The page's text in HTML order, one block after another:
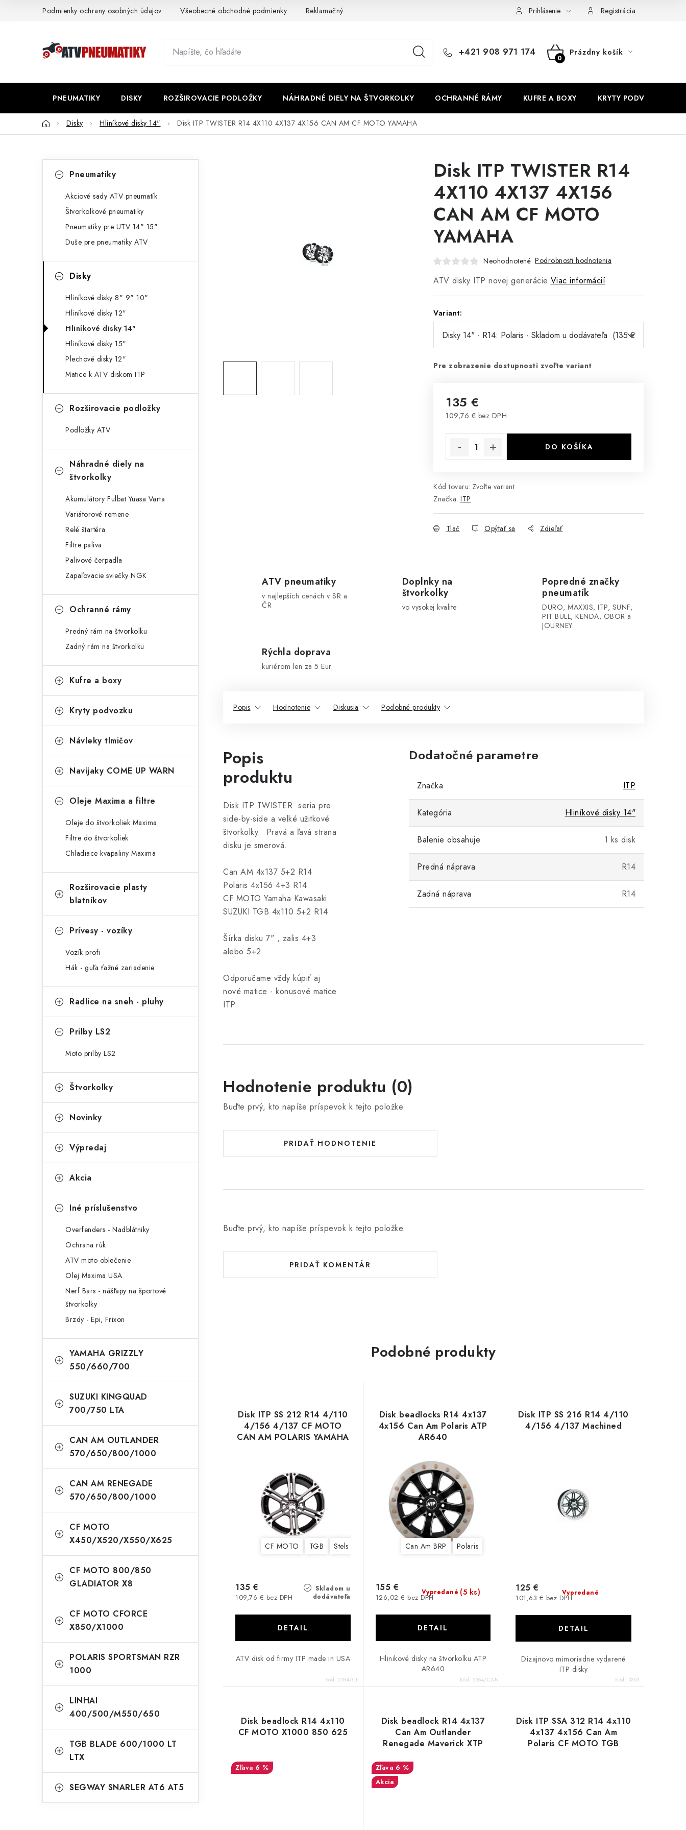
Podmienky ochrany osobných údajov Všeobecné obchodné podmienky Reklamačný poriadok - formulár Prihlásenie Registrácia
+421 908 971 174
NÁKUPNÝ
Prázdny košík
PNEUMATIKY DISKY ROZŠIROVACIE PODLOŽKY NÁHRADNÉ DIELY NA ŠTVORKOLKY OCHRANNÉ RÁMY KUFRE A BOXY KRYTY PODVOZKU
DomovDisky Hliníkové disky 14" Disk ITP TWISTER R14 4X110 4X137 4X156 CAN AM CF MOTO YAMAHA
p
e
kategóriePneumatiky
Akciové sady ATV pneumatík
Štvorkolkové pneumatiky
Pneumatiky pre UTV 14" 15"
Duše pre pneumatiky ATV
Disky
Hliníkové disky 8" 9" 10"
Hliníkové disky 12"
Hliníkové disky 14"
Hliníkové disky 15"
Plechové disky 12"
Matice k ATV diskom ITP
Rozširovacie podložky
Podložky ATV
Náhradné diely na
štvorkolky
Akumulátory Fulbat Yuasa Varta
Variátorové remene
Relé štartéra
Filtre paliva
Palivové čerpadla
Zapaľovacie sviečky NGK
Ochranné rámy
Predný rám na štvorkolku
Zadný rám na štvorkolku
Kufre a boxy
Kryty podvozku
Návleky tlmičov
Navijaky COME UP WARN
Oleje Maxima a filtre
Oleje do štvorkoliek Maxima
Filtre do štvorkoliek
Chladiace kvapaliny Maxima
Rozširovacie plasty
blatníkov
Prívesy - vozíky
Vozík profi
Hák - guľa ťažné zariadenie
Radlice na sneh - pluhy
Prilby LS2
Moto prilby LS2
Štvorkolky
Novinky
Výpredaj
Akcia
Iné príslušenstvo
Overfenders - Nadblátniky
Ochrana rúk
ATV moto oblečenie
Olej Maxima USA
Nerf Bars - nášľapy na športové
štvorkolky
Brzdy - Epi, Frixon
YAMAHA GRIZZLY
550/660/700
SUZUKI KINGQUAD
700/750 LTA
CAN AM OUTLANDER
570/650/800/1000
CAN AM RENEGADE
570/650/800/1000
CF MOTO
X450/X520/X550/X625
CF MOTO 800/850
GLADIATOR X8
CF MOTO CFORCE
X850/X1000
POLARIS SPORTSMAN RZR
1000
LINHAI
400/500/M550/650
TGB BLADE 600/1000 LT
LTX
SEGWAY SNARLER AT6 AT5
Disk ITP TWISTER R14
4X110 4X137 4X156
CAN AM CF MOTO
YAMAHA
Neohodnotené Podrobnosti hodnotenia
ATV disky ITP novej generácie Viac informácií
Variant:
Pre zobrazenie dostupnosti zvoľte variant
135 €
109,76 € bez DPH
DO KOŠÍKA
Kód tovaru: Zvoľte variant
Značka: ITP
Tlač Opýtať sa Zdieľať
ATV pneumatiky
v najlepších cenách v SR a
ČR
Doplnky na
štvorkolky
vo vysokej kvalite
Popredné značky
pneumatík
DURO, MAXXIS, ITP, SUNF,
PIT BULL, KENDA, OBOR a
JOURNEY
Rýchla doprava
kuriérom len za 5 Eur
Popis Hodnotenie Diskusia Podobné produkty
Popis
produktu
Disk ITP TWISTER seria pre
side-by-side a velké užitkové
štvorkolky. Pravá a ľavá strana
disku je smerová.
Can AM 4x137 5+2 R14
Polaris 4x156 4+3 R14
CF MOTO Yamaha Kawasaki
SUZUKI TGB 4x110 5+2 R14
Šírka disku 7" , zalis 4+3
alebo 5+2
Odporučame vždy kúpiť aj
nové matice - konusové matice
ITP
Dodatočné parametre
Značka ITP
Kategória Hliníkové disky 14"
Balenie obsahuje 1 ks disk
Predná náprava R14
Zadná náprava R14
Hodnotenie produktu (0)
Buďte prvý, kto napíše príspevok k tejto položke.
PRIDAŤ HODNOTENIE
Buďte prvý, kto napíše príspevok k tejto položke.
PRIDAŤ KOMENTÁR
Podobné produkty
Disk ITP SS 212 R14 4/110
4/156 4/137 CF MOTO
CAN AM POLARIS YAMAHA
CF MOTO TGB Stels Suzuki Kawasaki Can Am BRP
Skladom u
dodávateľa
109,76 € bez DPH
135 €
DETAIL
ATV disk od firmy ITP made in USA
Kód: 2784/CF
Disk beadlocks R14 4x137
4x156 Can Am Polaris ATP
AR640
Can Am BRP Polaris
Vypredané (5 ks)
126,02 € bez DPH
155 €
DETAIL
Hlinikové disky na štvorkolku ATP
AR640
Kód: 2364/CAN
Disk ITP SS 216 R14 4/110
4/156 4/137 Machined
Vypredané
101,63 € bez DPH
125 €
DETAIL
Dizajnovo mimoriadne vydarené
ITP disky
Kód: 3393
Disk beadlock R14 4x110
CF MOTO X1000 850 625
6 %
Disk beadlock R14 4x137
Can Am Outlander
Renegade Maverick XTP
6 %
Akcia
Disk ITP SSA 312 R14 4x110
4x137 4x156 Can Am
Polaris CF MOTO TGB